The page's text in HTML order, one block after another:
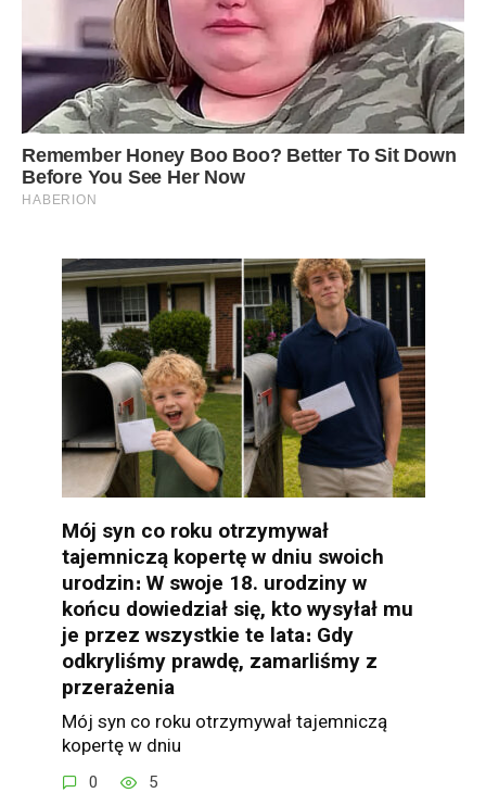
Mój syn co roku otrzymywał
tajemniczą kopertę w dniu swoich
urodzin։ W swoje 18. urodziny w
końcu dowiedział się, kto wysyłał mu
je przez wszystkie te lata։ Gdy
odkryliśmy prawdę, zamarliśmy z
przerażenia
Mój syn co roku otrzymywał tajemniczą
kopertę w dniu
0 5